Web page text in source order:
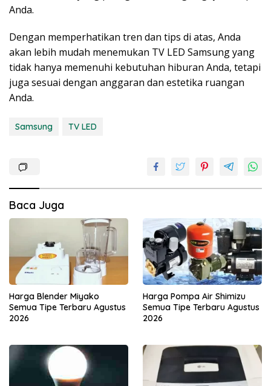
Anda.
Dengan memperhatikan tren dan tips di atas, Anda
akan lebih mudah menemukan TV LED Samsung yang
tidak hanya memenuhi kebutuhan hiburan Anda, tetapi
juga sesuai dengan anggaran dan estetika ruangan
Anda.
Samsung TV LED
Baca Juga
Harga Blender Miyako
Semua Tipe Terbaru Agustus
2026
Harga Pompa Air Shimizu
Semua Tipe Terbaru Agustus
2026